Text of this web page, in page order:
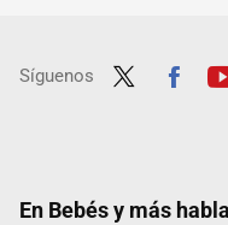
Síguenos
En Bebés y más